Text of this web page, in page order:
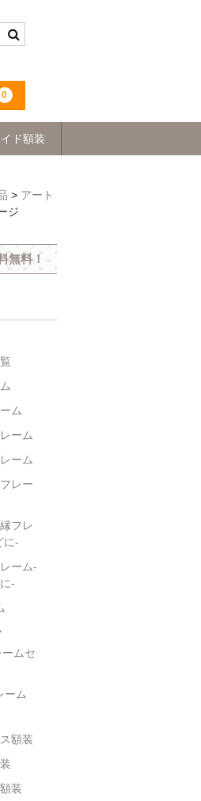
0
ド額装
> アート
ジ
無料！
ム
ーム
ーム
レー
フレ
に-
ーム-
-
ムセ
ーム
額装
装